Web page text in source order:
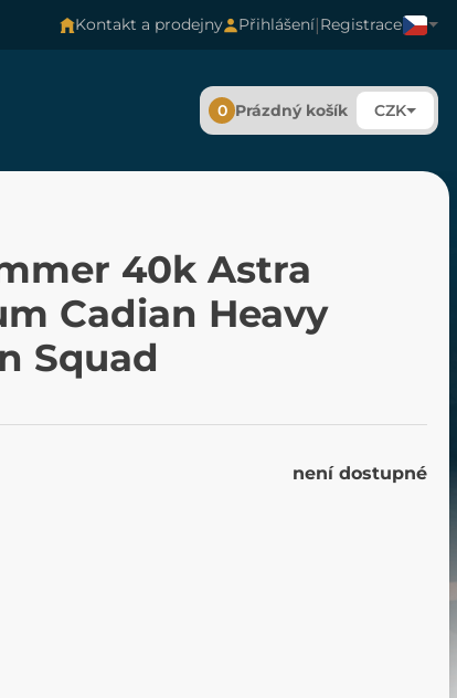
Kontakt a prodejny Přihlášení|Registrace
0 Prázdný košík CZK
40k Astra
Cadian Heavy
Squad
není dostupné